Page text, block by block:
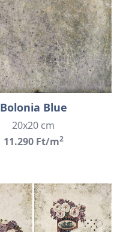
Bolonia Blue
20x20 cm
11.290 Ft/m2